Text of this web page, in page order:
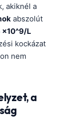
akiknél a
abszolút
x10^9/L
kockázat
nem
a